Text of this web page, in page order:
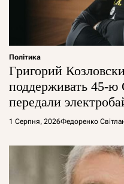
Політика
Григорий
поддерживать 45-
передали
1 Серпня, 2026Федоренко